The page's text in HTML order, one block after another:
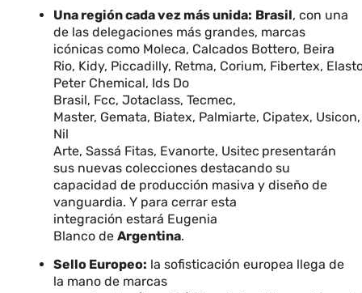
Una región cada vez más unida: Brasil, con una
de las delegaciones más grandes, marcas
icónicas como Moleca, Calcados Bottero, Beira
Rio, Kidy, Piccadilly, Retma, Corium, Fibertex,
Peter Chemical, Ids Do
Brasil, Fcc, Jotaclass, Tecmec,
Master, Gemata, Biatex, Palmiarte, Cipatex,
Nil
Arte, Sassá Fitas, Evanorte, Usitec presentarán
sus nuevas colecciones destacando su
capacidad de producción masiva y diseño de
vanguardia. Y para cerrar esta
integración estará Eugenia
Blanco deArgentina.
Sello Europeo: la sofisticación europea llega de
la mano de marcas